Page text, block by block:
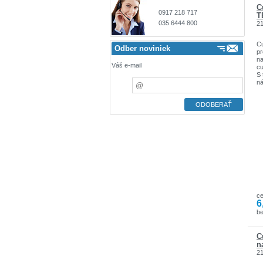
S
0917 218 717
035 6444 800
Odber noviniek
Váš e-mail